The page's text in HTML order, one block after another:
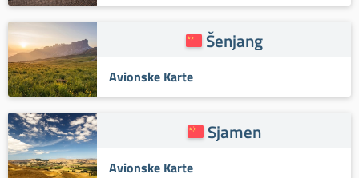
Šenjang
Avionske Karte
Sjamen
Avionske Karte